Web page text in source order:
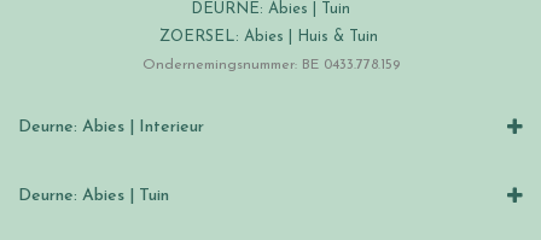
DEURNE: Abies | Tuin
ZOERSEL: Abies | Huis & Tuin
Ondernemingsnummer: BE 0433.778.159
Deurne: Abies | Interieur
Deurne: Abies | Tuin